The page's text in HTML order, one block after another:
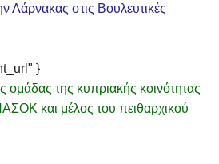
Λάρνακας στις Βουλευτικές
}
της κυπριακής κοινότητας
και μέλος του πειθαρχικού